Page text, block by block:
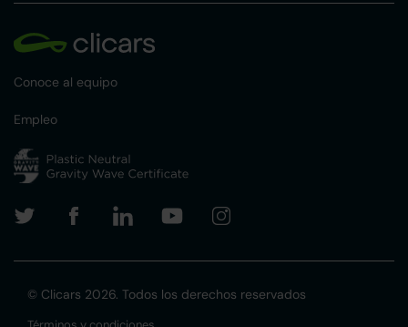
Conoce al equipo
Empleo
© Clicars 2026. Todos los derechos reservados